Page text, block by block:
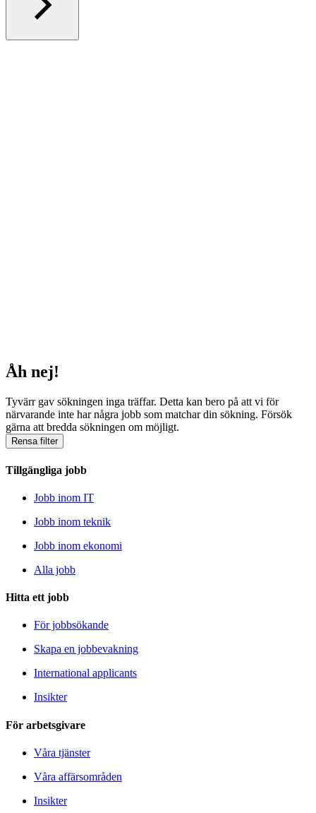
Åh nej!
Tyvärr gav sökningen inga träffar. Detta kan bero på att vi för
närvarande inte har några jobb som matchar din sökning. Försök
gärna att bredda sökningen om möjligt.
Rensa filter
Tillgängliga jobb
Jobb inom IT
Jobb inom teknik
Jobb inom ekonomi
Alla jobb
Hitta ett jobb
För jobbsökande
Skapa en jobbevakning
International applicants
Insikter
För arbetsgivare
Våra tjänster
Våra affärsområden
Insikter